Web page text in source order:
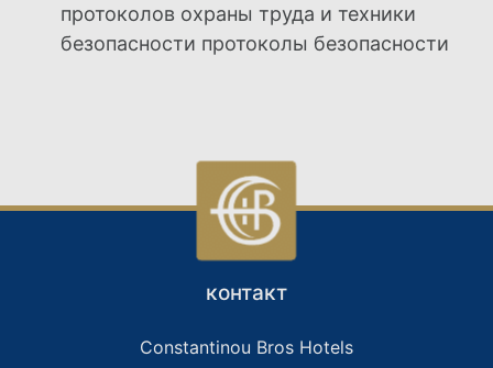
протоколов охраны труда и техники
безопасности протоколы безопасности
контакт
Constantinou Bros Hotels